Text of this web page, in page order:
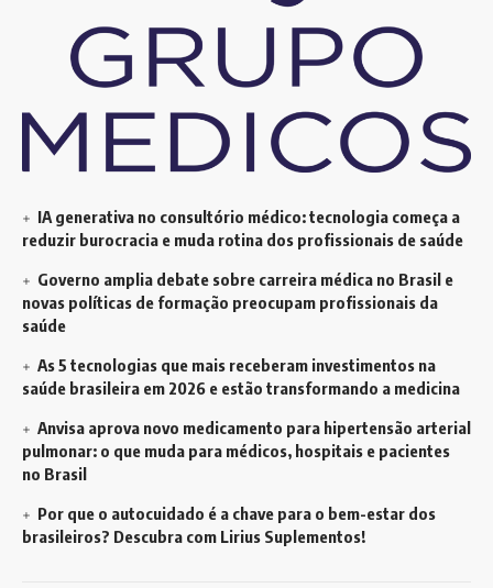
IA generativa no consultório médico: tecnologia começa a
reduzir burocracia e muda rotina dos profissionais de saúde
Governo amplia debate sobre carreira médica no Brasil e
novas políticas de formação preocupam profissionais da
saúde
As 5 tecnologias que mais receberam investimentos na
saúde brasileira em 2026 e estão transformando a medicina
Anvisa aprova novo medicamento para hipertensão arterial
pulmonar: o que muda para médicos, hospitais e pacientes
no Brasil
Por que o autocuidado é a chave para o bem-estar dos
brasileiros? Descubra com Lirius Suplementos!